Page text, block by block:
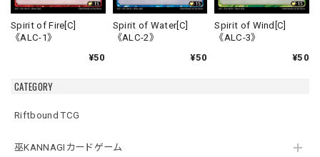
CATEGORY
Riftbound TCG
巫KANNAGIカードゲーム
Spirit of Fire[C]
《ALC-1》
¥50
Spirit of Water[C]
《ALC-2》
¥50
Spirit of Wind[C]
《ALC-3》
¥50